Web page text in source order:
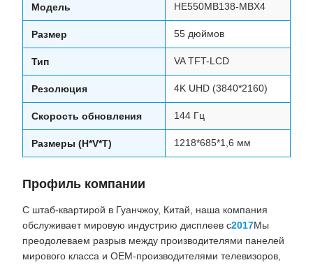
Модель HE550MB138-MBX4
Размер 55 дюймов
Тип VA TFT-LCD
Резолюция 4K UHD (3840*2160)
Скорость обновления 144 Гц
Размеры (H*V*T) 1218*685*1,6 мм
Профиль компании
С штаб-квартирой в Гуанчжоу, Китай, наша компания
обслуживает мировую индустрию дисплеев с2017Мы
преодолеваем разрыв между производителями панелей
мирового класса и OEM-производителями телевизоров,